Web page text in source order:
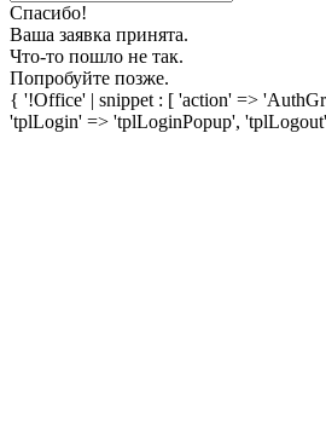
Спасибо!
Ваша заявка принята.
Что-то пошло не так.
Попробуйте позже.
{ '!Office' | snippet : [ 'action' =>
'tplLogin' => 'tplLoginPopup',